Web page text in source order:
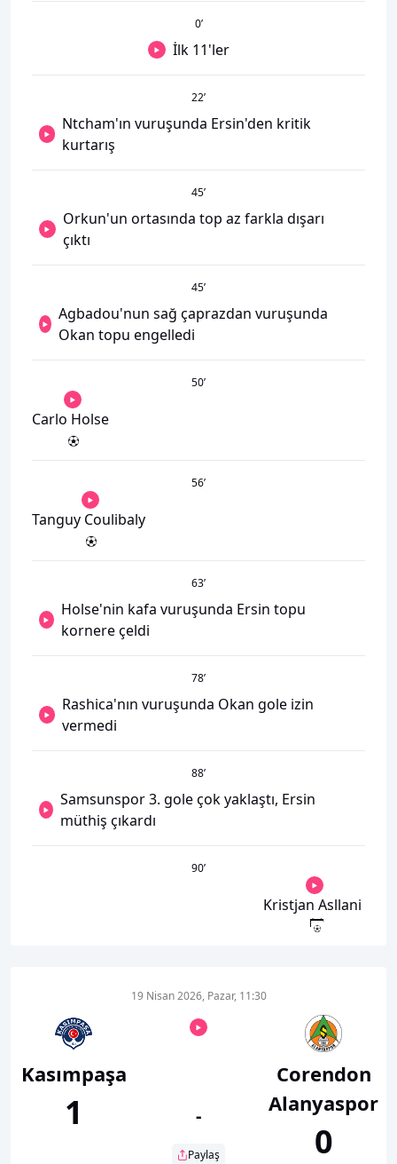
0’
İlk 11'ler
22’
Ntcham'ın vuruşunda Ersin'den kritik
kurtarış
45’
Orkun'un ortasında top az farkla dışarı
çıktı
45’
Agbadou'nun sağ çaprazdan vuruşunda
Okan topu engelledi
50’
Carlo Holse
56’
Tanguy Coulibaly
63’
Holse'nin kafa vuruşunda Ersin topu
kornere çeldi
78’
Rashica'nın vuruşunda Okan gole izin
vermedi
88’
Samsunspor 3. gole çok yaklaştı, Ersin
müthiş çıkardı
90’
Kristjan Asllani
Kasımpaşa
1
19 Nisan 2026, Pazar, 11:30
-
Paylaş
Corendon
Alanyaspor
0